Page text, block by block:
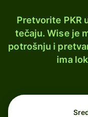
Pretvorite PKR
tečaju. Wise je
potrošnju i
ima